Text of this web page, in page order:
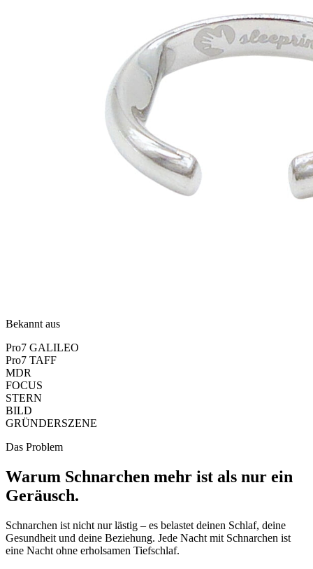
Bekannt aus
Pro7 GALILEO
Pro7 TAFF
MDR
FOCUS
STERN
BILD
GRÜNDERSZENE
Das Problem
Warum Schnarchen mehr ist als nur ein
Geräusch.
Schnarchen ist nicht nur lästig – es belastet deinen Schlaf, deine
Gesundheit und deine Beziehung. Jede Nacht mit Schnarchen ist
eine Nacht ohne erholsamen Tiefschlaf.